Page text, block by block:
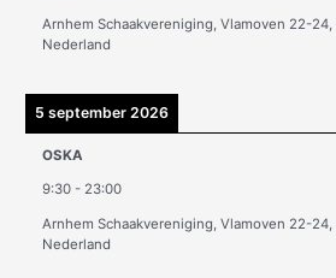
Arnhem Schaakvereniging, Vlamoven 22-
Nederland
5 september 2026
OSKA
9:30 - 23:00
Arnhem Schaakvereniging, Vlamoven 22-24,
Nederland